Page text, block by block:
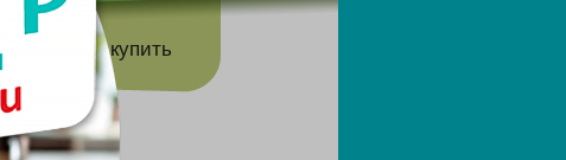
Где купить